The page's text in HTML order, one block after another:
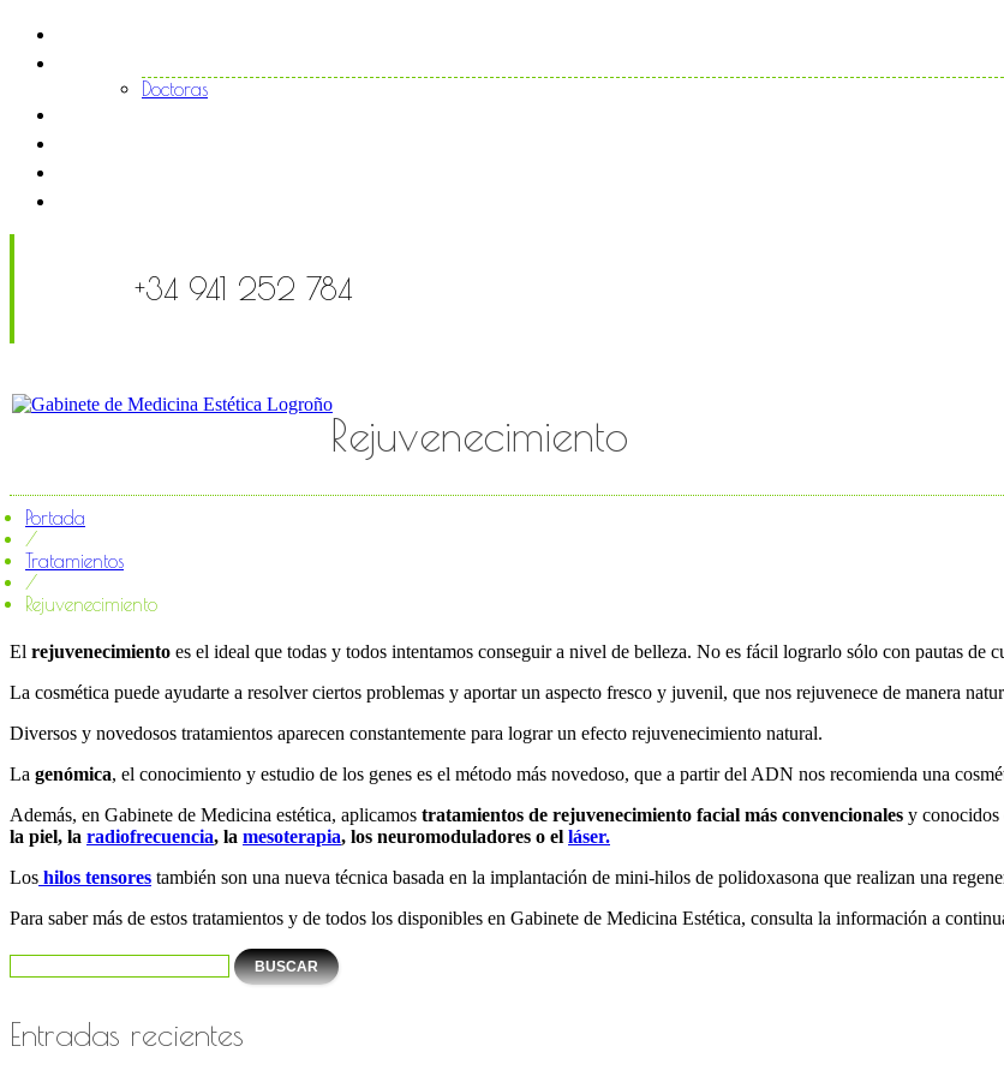
Doctoras
+34 941 252 784
Rejuvenecimiento
Portada
/
Tratamientos
/
Rejuvenecimiento
El rejuvenecimiento es el ideal que todas y todos intentamos conseguir a nivel de belleza. No es fácil lograrlo sólo con pautas de
La cosmética puede ayudarte a resolver ciertos problemas y aportar un aspecto fresco y juvenil, que nos rejuvenece de manera
Diversos y novedosos tratamientos aparecen constantemente para lograr un efecto rejuvenecimiento natural.
La genómica, el conocimiento y estudio de los genes es el método más novedoso, que a partir del ADN nos recomienda una
Además, en Gabinete de Medicina estética, aplicamos tratamientos de rejuvenecimiento facial más convencionales y conocidos
la piel, la radiofrecuencia, la mesoterapia, los neuromoduladores o el láser.
Los hilos tensores también son una nueva técnica basada en la implantación de mini-hilos de polidoxasona que realizan una
Para saber más de estos tratamientos y de todos los disponibles en Gabinete de Medicina Estética, consulta la información a
Entradas recientes